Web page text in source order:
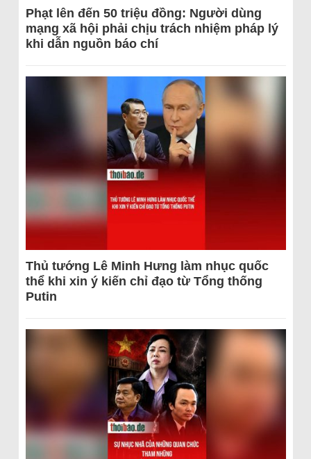
Phạt lên đến 50 triệu đồng: Người dùng
mạng xã hội phải chịu trách nhiệm pháp lý
khi dẫn nguồn báo chí
Thủ tướng Lê Minh Hưng làm nhục quốc
thể khi xin ý kiến chỉ đạo từ Tổng thống
Putin